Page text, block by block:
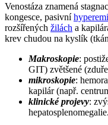
Venostáza znamená
kongesce, pasivní
rozšířených žilách a
krev chudou na kyslík
Makroskopie:
GIT) zvětšené
mikroskopie:
kapilár (např.
klinické projevy:
hepatosplenomegalie.